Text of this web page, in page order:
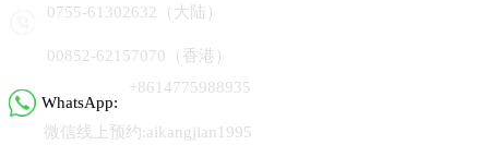
0755-61302632（大陆）
00852-62157070（香港）
WhatsApp:
+8614775988935
微信线上预约:aikangjian1995